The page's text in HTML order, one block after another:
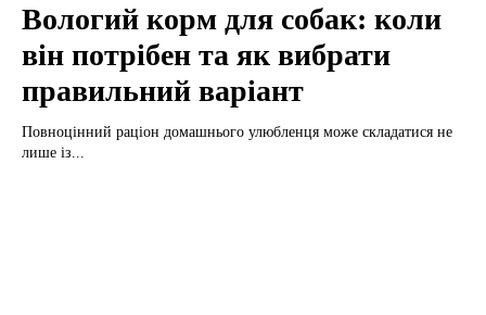
Вологий корм для собак: коли
він потрібен та як вибрати
правильний варіант
Повноцінний раціон домашнього улюбленця може складатися не
лише із...